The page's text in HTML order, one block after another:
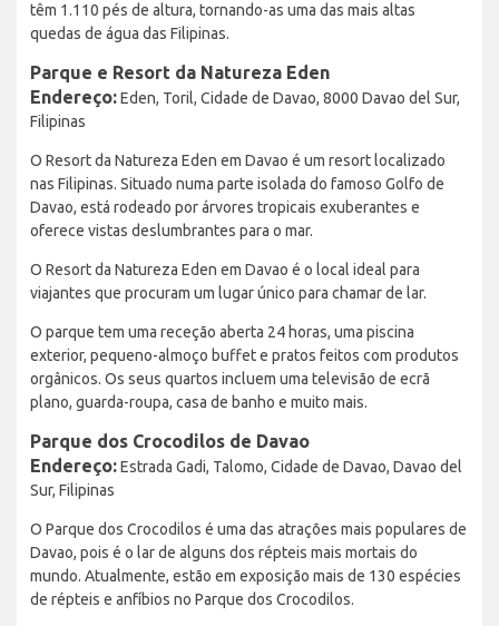
têm 1.110 pés de altura, tornando-as uma das mais altas
quedas de água das Filipinas.
Parque e Resort da Natureza Eden
Endereço:Eden, Toril, Cidade de Davao, 8000 Davao del Sur,
Filipinas
O Resort da Natureza Eden em Davao é um resort localizado
nas Filipinas. Situado numa parte isolada do famoso Golfo de
Davao, está rodeado por árvores tropicais exuberantes e
oferece vistas deslumbrantes para o mar.
O Resort da Natureza Eden em Davao é o local ideal para
viajantes que procuram um lugar único para chamar de lar.
O parque tem uma receção aberta 24 horas, uma piscina
exterior, pequeno-almoço buffet e pratos feitos com produtos
orgânicos. Os seus quartos incluem uma televisão de ecrã
plano, guarda-roupa, casa de banho e muito mais.
Parque dos Crocodilos de Davao
Endereço:Estrada Gadi, Talomo, Cidade de Davao, Davao del
Sur, Filipinas
O Parque dos Crocodilos é uma das atrações mais populares de
Davao, pois é o lar de alguns dos répteis mais mortais do
mundo. Atualmente, estão em exposição mais de 130 espécies
de répteis e anfíbios no Parque dos Crocodilos.